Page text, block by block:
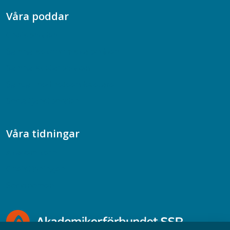
Våra poddar
Våra tidningar